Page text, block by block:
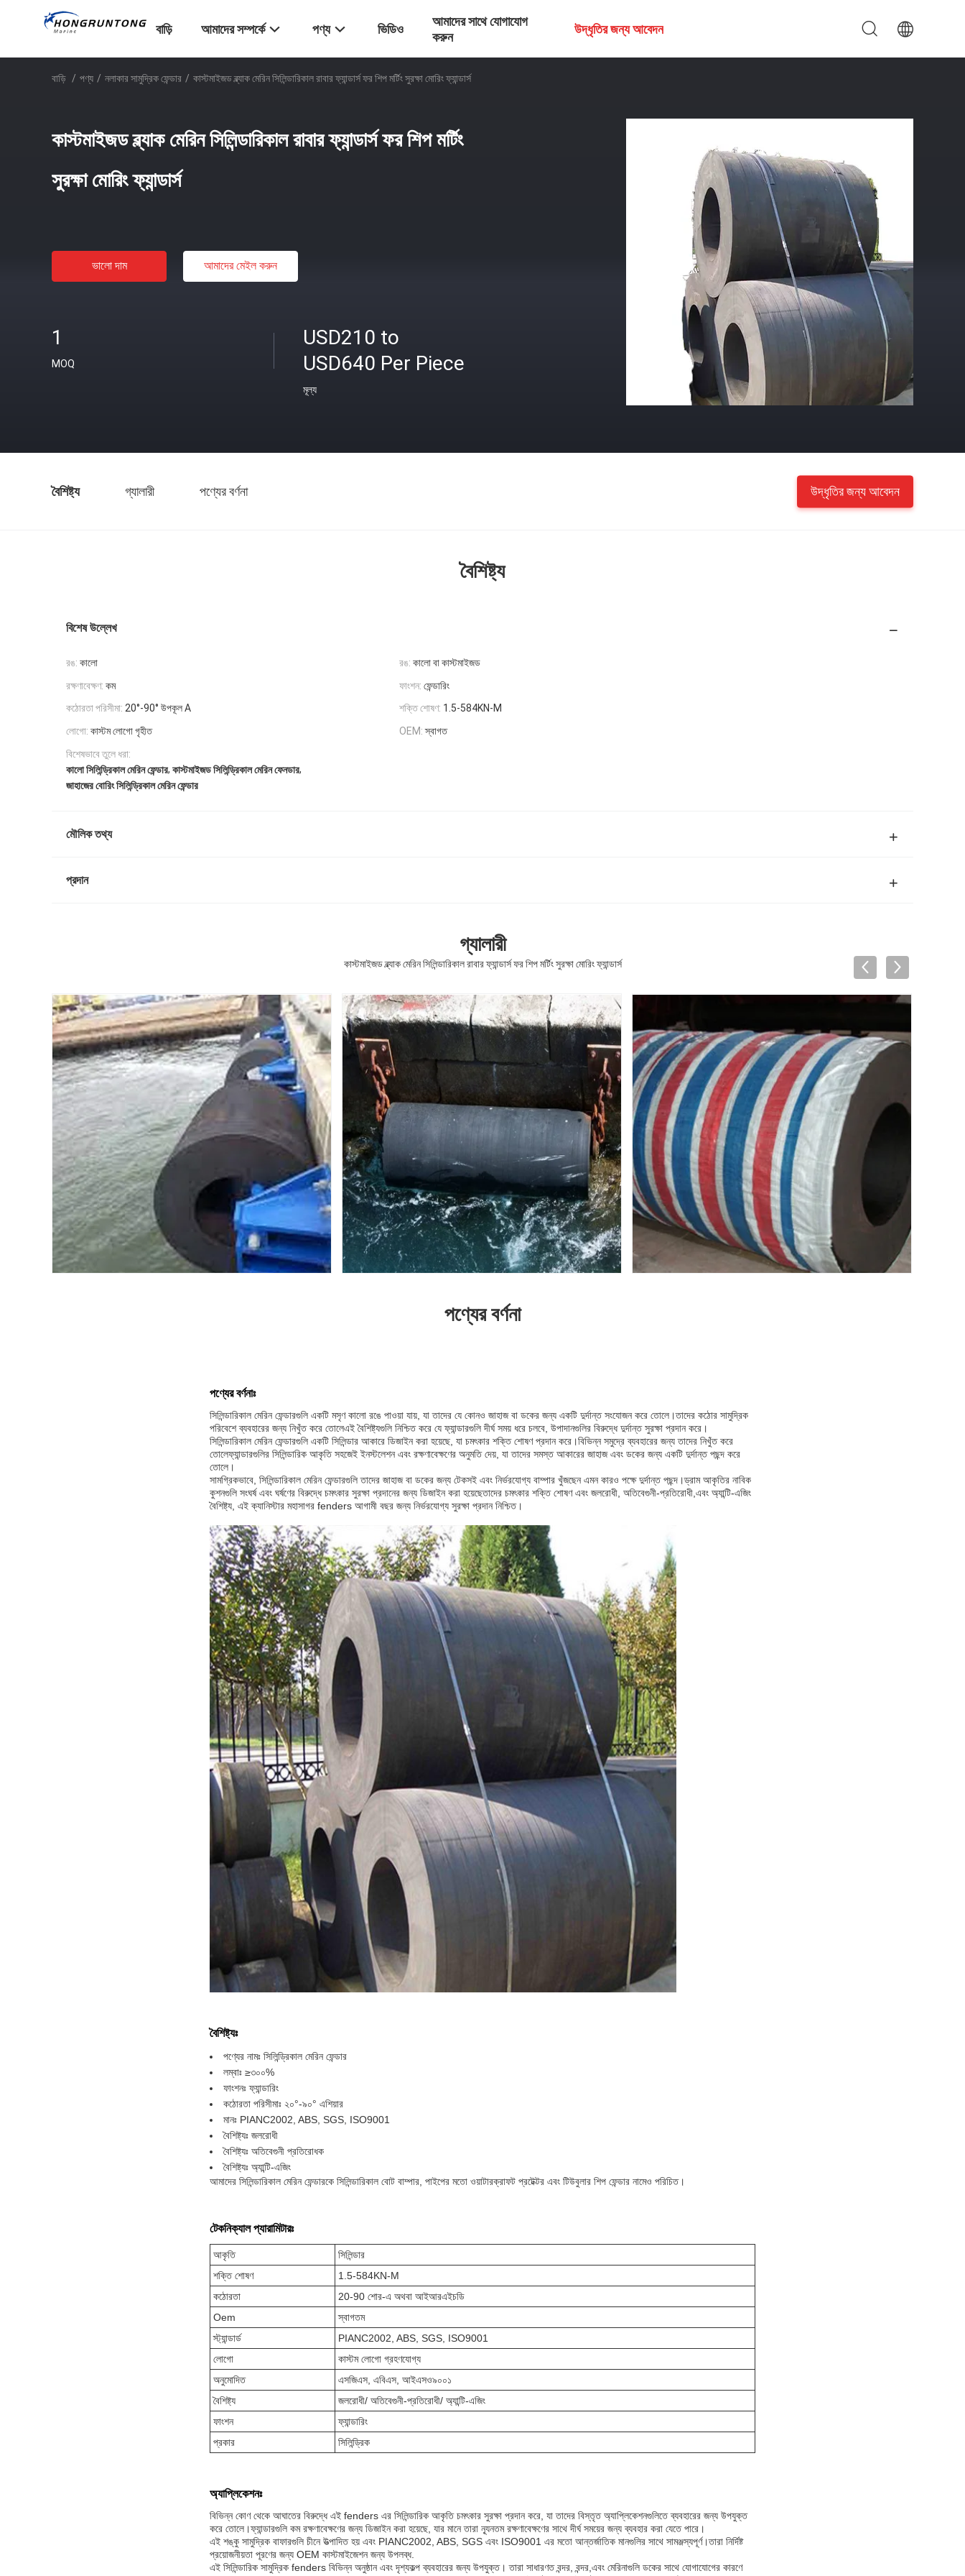
বাড়ি আমাদের সম্পর্কে পণ্য ভিডিও
আমাদের সাথে যোগাযোগ
করুন
উদ্ধৃতির জন্য আবেদন
বাড়ি / পণ্য / নলাকার সামুদ্রিক ফেন্ডার / কাস্টমাইজড ব্ল্যাক মেরিন সিলিন্ডারিকাল রাবার ফ্যান্ডার্স ফর শিপ মর্টিং সুরক্ষা মোরিং ফ্যান্ডার্স
কাস্টমাইজড ব্ল্যাক মেরিন সিলিন্ডারিকাল রাবার ফ্যান্ডার্স ফর শিপ মর্টিং
সুরক্ষা মোরিং ফ্যান্ডার্স
ভালো দাম আমাদের মেইল ​​করুন
1
MOQ
USD210 to
USD640 Per Piece
মূল্য
বৈশিষ্ট্য গ্যালারী পণ্যের বর্ণনা উদ্ধৃতির জন্য আবেদন
বৈশিষ্ট্য
বিশেষ উল্লেখ
রঙ: কালো রঙ: কালো বা কাস্টমাইজড
রক্ষণাবেক্ষণ: কম ফাংশন: ফেন্ডারিং
কঠোরতা পরিসীমা: 20°-90° উপকূল A শক্তি শোষণ: 1.5-584KN-M
লোগো: কাস্টম লোগো গৃহীত OEM: স্বাগত
বিশেষভাবে তুলে ধরা:
কালো সিলিন্ড্রিকাল মেরিন ফেন্ডার, কাস্টমাইজড সিলিন্ড্রিকাল মেরিন ফেনডার,
জাহাজের বোরিং সিলিন্ড্রিকাল মেরিন ফেন্ডার
মৌলিক তথ্য
প্রদান
গ্যালারী
কাস্টমাইজড ব্ল্যাক মেরিন সিলিন্ডারিকাল রাবার ফ্যান্ডার্স ফর শিপ মর্টিং সুরক্ষা মোরিং ফ্যান্ডার্স
পণ্যের বর্ণনা
পণ্যের বর্ণনাঃ
সিলিন্ডারিকাল মেরিন ফেন্ডারগুলি একটি মসৃণ কালো রঙে পাওয়া যায়, যা তাদের যে কোনও জাহাজ বা ডকের জন্য একটি দুর্দান্ত সংযোজন করে তোলে।তাদের কঠোর সামুদ্রিক
পরিবেশে ব্যবহারের জন্য নিখুঁত করে তোলেএই বৈশিষ্ট্যগুলি নিশ্চিত করে যে ফ্যান্ডারগুলি দীর্ঘ সময় ধরে চলবে, উপাদানগুলির বিরুদ্ধে দুর্দান্ত সুরক্ষা প্রদান করে।
সিলিন্ডারিকাল মেরিন ফেন্ডারগুলি একটি সিলিন্ডার আকারে ডিজাইন করা হয়েছে, যা চমৎকার শক্তি শোষণ প্রদান করে।বিভিন্ন সমুদ্রে ব্যবহারের জন্য তাদের নিখুঁত করে
তোলেফ্যান্ডারগুলির সিলিন্ডারিক আকৃতি সহজেই ইনস্টলেশন এবং রক্ষণাবেক্ষণের অনুমতি দেয়, যা তাদের সমস্ত আকারের জাহাজ এবং ডকের জন্য একটি দুর্দান্ত পছন্দ করে
তোলে।
সামগ্রিকভাবে, সিলিন্ডারিকাল মেরিন ফেন্ডারগুলি তাদের জাহাজ বা ডকের জন্য টেকসই এবং নির্ভরযোগ্য বাম্পার খুঁজছেন এমন কারও পক্ষে দুর্দান্ত পছন্দ।ড্রাম আকৃতির নাবিক
কুশনগুলি সংঘর্ষ এবং ঘর্ষণের বিরুদ্ধে চমৎকার সুরক্ষা প্রদানের জন্য ডিজাইন করা হয়েছেতাদের চমৎকার শক্তি শোষণ এবং জলরোধী, অতিবেগুনী-প্রতিরোধী,এবং অ্যান্টি-এজিং
বৈশিষ্ট্য, এই ক্যানিস্টার মহাসাগর fenders আগামী বছর জন্য নির্ভরযোগ্য সুরক্ষা প্রদান নিশ্চিত।
বৈশিষ্ট্যঃ
পণ্যের নামঃ সিলিন্ড্রিকাল মেরিন ফেন্ডার
লম্বাঃ ≥৩০০%
ফাংশনঃ ফ্যান্ডারিং
কঠোরতা পরিসীমাঃ ২০°-৯০° এশিয়ার
মানঃ PIANC2002, ABS, SGS, ISO9001
বৈশিষ্ট্যঃ জলরোধী
বৈশিষ্ট্যঃ অতিবেগুনী প্রতিরোধক
বৈশিষ্ট্যঃ অ্যান্টি-এজিং
আমাদের সিলিন্ডারিকাল মেরিন ফেন্ডারকে সিলিন্ডারিকাল বোট বাম্পার, পাইপের মতো ওয়াটারক্রাফট প্রটেক্টর এবং টিউবুলার শিপ ফেন্ডার নামেও পরিচিত।
টেকনিক্যাল প্যারামিটারঃ
আকৃতি
সিলিন্ডার
শক্তি শোষণ
1.5-584KN-M
কঠোরতা
20-90 শোর-এ অথবা আইআরএইচডি
Oem
স্বাগতম
স্ট্যান্ডার্ড
PIANC2002, ABS, SGS, ISO9001
লোগো
কাস্টম লোগো গ্রহণযোগ্য
অনুমোদিত
এসজিএস, এবিএস, আইএসও৯০০১
বৈশিষ্ট্য
জলরোধী/ অতিবেগুনী-প্রতিরোধী/ অ্যান্টি-এজিং
ফাংশন
ফ্যান্ডারিং
প্রকার
সিলিন্ড্রিক
অ্যাপ্লিকেশনঃ
বিভিন্ন কোণ থেকে আঘাতের বিরুদ্ধে এই fenders এর সিলিন্ডারিক আকৃতি চমৎকার সুরক্ষা প্রদান করে, যা তাদের বিস্তৃত অ্যাপ্লিকেশনগুলিতে ব্যবহারের জন্য উপযুক্ত
করে তোলে।ফ্যান্ডারগুলি কম রক্ষণাবেক্ষণের জন্য ডিজাইন করা হয়েছে, যার মানে তারা ন্যূনতম রক্ষণাবেক্ষণের সাথে দীর্ঘ সময়ের জন্য ব্যবহার করা যেতে পারে।
এই শঙ্কু সামুদ্রিক বাফারগুলি চীনে উত্পাদিত হয় এবং PIANC2002, ABS, SGS এবং ISO9001 এর মতো আন্তর্জাতিক মানগুলির সাথে সামঞ্জস্যপূর্ণ।তারা নির্দিষ্ট
প্রয়োজনীয়তা পূরণের জন্য OEM কাস্টমাইজেশন জন্য উপলব্ধ.
এই সিলিন্ডারিক সামুদ্রিক fenders বিভিন্ন অনুষ্ঠান এবং দৃশ্যকল্প ব্যবহারের জন্য উপযুক্ত। তারা সাধারণত বন্দর, বন্দর,এবং মেরিনাগুলি ডকের সাথে যোগাযোগের কারণে